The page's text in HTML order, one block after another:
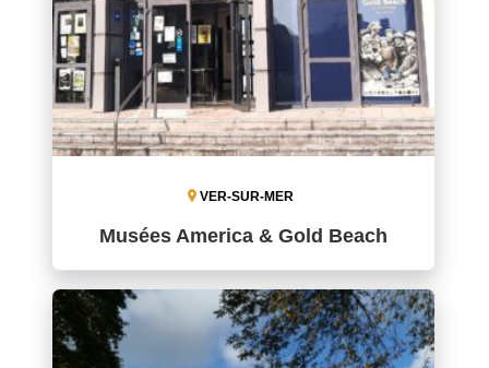
VER-SUR-MER
Musées America & Gold Beach